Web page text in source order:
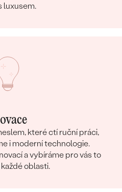
luxusem.
které ctí ruční práci,
i moderní technologie.
a vybíráme pro vás to
oblasti.